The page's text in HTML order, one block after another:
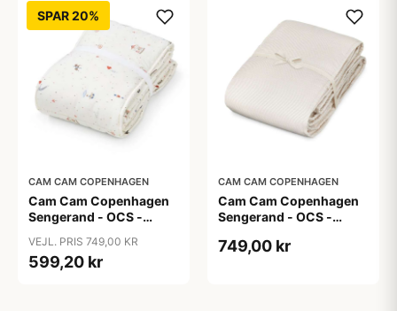
SPAR 20%
CAM CAM COPENHAGEN
Cam Cam Copenhagen
Sengerand - OCS -
VEJL. PRIS 749,00 KR
599,20 kr
CAM CAM COPENHAGEN
Cam Cam Copenhagen
Sengerand - OCS -
749,00 kr